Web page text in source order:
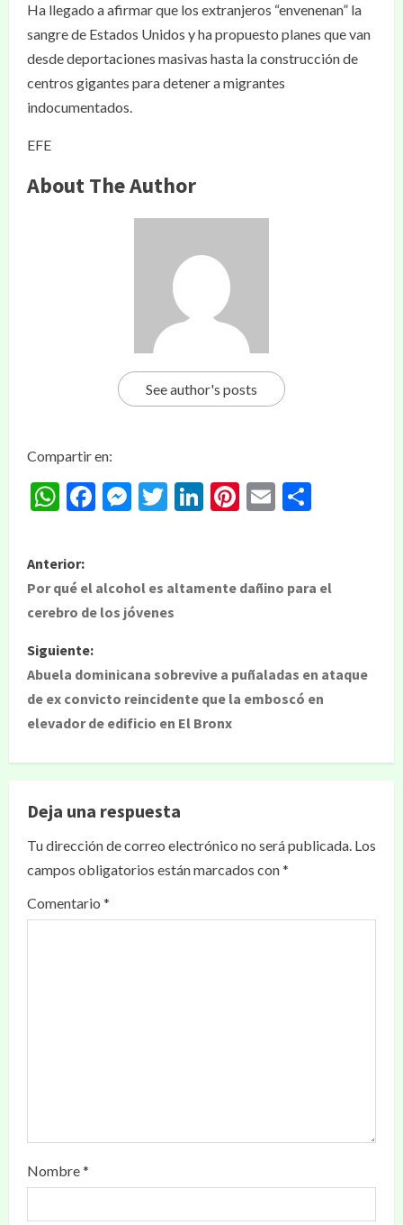
Ha llegado a afirmar que los extranjeros “envenenan” la
sangre de Estados Unidos y ha propuesto planes que van
desde deportaciones masivas hasta la construcción de
centros gigantes para detener a migrantes
indocumentados.
EFE
About The Author
See author's posts
Compartir en:
WhatsApp
Facebook
Messenger
Twitter
LinkedIn
Pinterest
Email
Anterior:
Por qué el alcohol es altamente dañino para el
cerebro de los jóvenes
Siguiente:
Abuela dominicana sobrevive a puñaladas en ataque
de ex convicto reincidente que la emboscó en
elevador de edificio en El Bronx
Deja una respuesta
Tu dirección de correo electrónico no será publicada. Los
campos obligatorios están marcados con*
Comentario *
Nombre*